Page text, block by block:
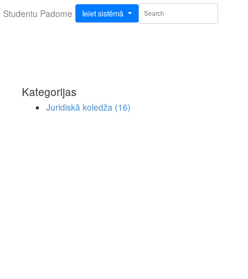
Studentu Padome Ieiet sistēmā
Kategorijas
Juridiskā koledža (16)